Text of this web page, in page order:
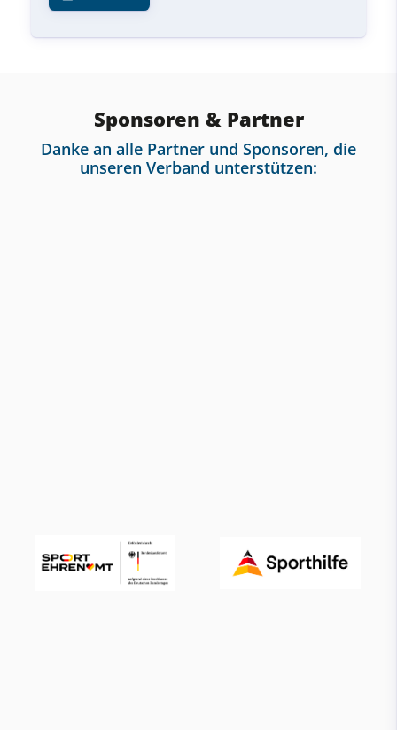
Sponsoren & Partner
Danke an alle Partner und Sponsoren, die
unseren Verband unterstützen: